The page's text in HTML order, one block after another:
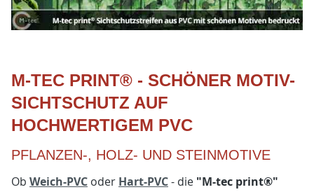
M-TEC PRINT® - SCHÖNER MOTIV-
SICHTSCHUTZ AUF
HOCHWERTIGEM PVC
PFLANZEN-, HOLZ- UND STEINMOTIVE
Ob Weich-PVC oder Hart-PVC- die "M-tec print®"